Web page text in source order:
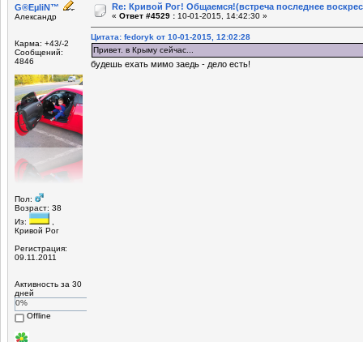
G®EµliN™
Александр
Карма: +43/-2
Сообщений:
4846
Пол:
Возраст: 38
Из:
Кривой Рог
Регистрация:
09.11.2011
Активность за 30
дней
0%
Offline
Re: Кривой Рог! Общаемся!(встреча последнее
« Ответ #4529 : 10-01-2015, 14:42:30 »
Цитата: fedoryk от 10-01-2015, 12:02:28
Привет. в Крыму сейчас...
будешь ехать мимо заедь - дело есть!